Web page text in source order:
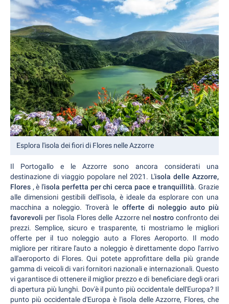
Esplora l'isola dei fiori di Flores nelle Azzorre
Il Portogallo e le Azzorre sono ancora considerati una
destinazione di viaggio popolare nel 2021. L'isola delle Azzorre,
Flores , è l'isola perfetta per chi cerca pace e tranquillità. Grazie
alle dimensioni gestibili dell'isola, è ideale da esplorare con una
macchina a noleggio. Troverà le offerte di noleggio auto più
favorevoli per l'isola Flores delle Azzorre nel nostroconfronto dei
prezzi. Semplice, sicuro e trasparente, ti mostriamo le migliori
offerte per il tuo noleggio auto a Flores Aeroporto. Il modo
migliore per ritirare l'auto a noleggio è direttamente dopo l'arrivo
all'aeroporto di Flores. Qui potete approfittare della più grande
gamma di veicoli di vari fornitori nazionali e internazionali. Questo
vi garantisce di ottenere il miglior prezzo e di beneficiare degli orari
di apertura più lunghi. Dov'è il punto più occidentale dell'Europa? Il
punto più occidentale d'Europa è l'isola delle Azzorre, Flores, che